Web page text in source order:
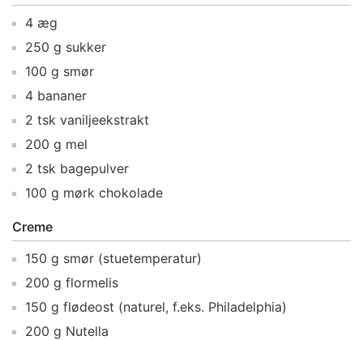
4 æg
250 g sukker
100 g smør
4 bananer
2 tsk vaniljeekstrakt
200 g mel
2 tsk bagepulver
100 g mørk chokolade
Creme
150 g smør (stuetemperatur)
200 g flormelis
150 g flødeost (naturel, f.eks. Philadelphia)
200 g Nutella